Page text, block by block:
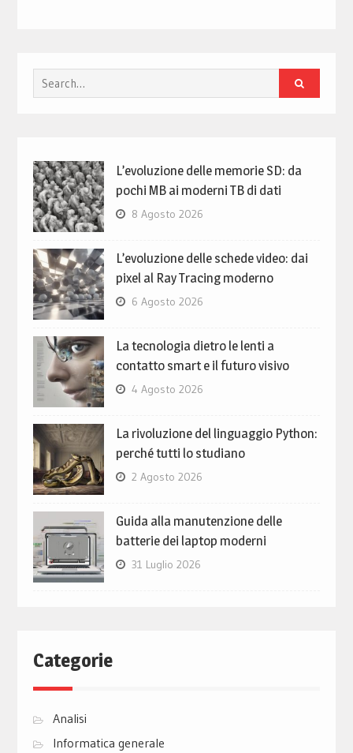
Search
for:
L’evoluzione delle memorie SD: da
pochi MB ai moderni TB di dati
8 Agosto 2026
L’evoluzione delle schede video: dai
pixel al Ray Tracing moderno
6 Agosto 2026
La tecnologia dietro le lenti a
contatto smart e il futuro visivo
4 Agosto 2026
La rivoluzione del linguaggio Python:
perché tutti lo studiano
2 Agosto 2026
Guida alla manutenzione delle
batterie dei laptop moderni
31 Luglio 2026
Categorie
Analisi
Informatica generale